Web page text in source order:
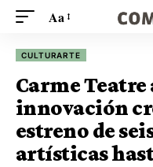
Aa
CULTURARTE
Carme Teatre
innovación
estreno de
artísticas